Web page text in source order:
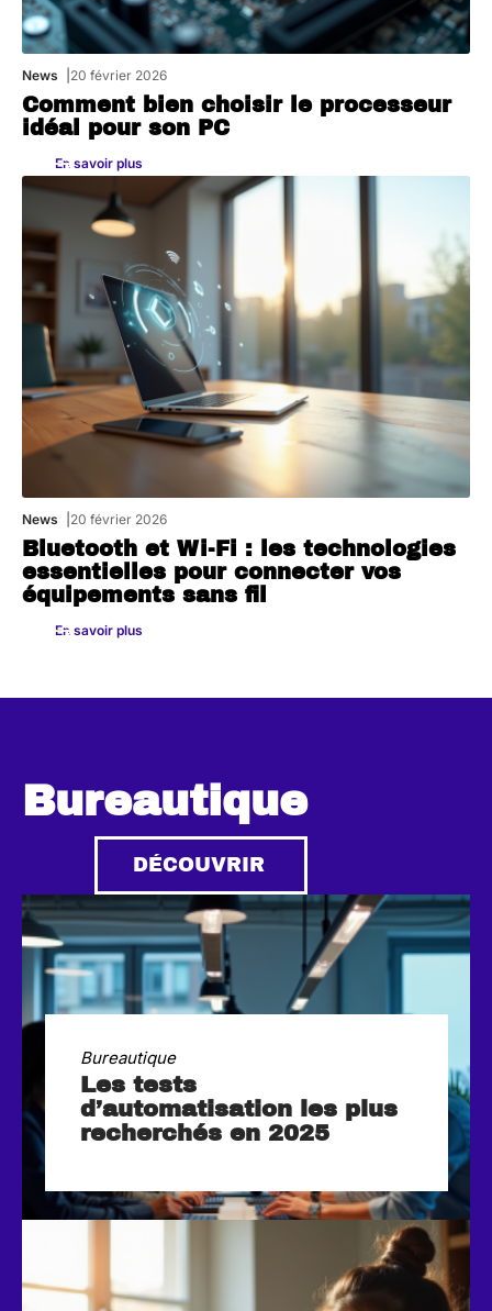
News 20 février 2026
Comment bien choisir le processeur
idéal pour son PC
En savoir plus
News 20 février 2026
Bluetooth et Wi-Fi : les technologies
essentielles pour connecter vos
équipements sans fil
En savoir plus
Bureautique
DÉCOUVRIR
Bureautique
Les tests
d’automatisation les plus
recherchés en 2025